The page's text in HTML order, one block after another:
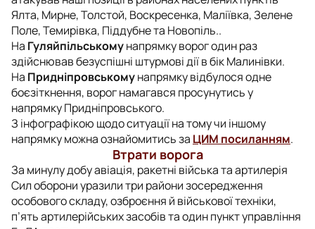
Ялта, Мирне, Толстой, Воскресенка, Маліївка, Зелене
Поле, Темирівка, Піддубне та Новопіль..
На Гуляйпільськомунапрямку ворог один раз
здійснював безуспішні штурмові дії в бік Малинівки.
На Придніпровськомунапрямку відбулося одне
боєзіткнення, ворог намагався просунутись у
напрямку Придніпровського.
З інфографікою щодо ситуації на тому чи іншому
напрямку можна ознайомитись за ЦИМ посиланням.
Втрати ворога
За минулу добу авіація, ракетні війська та артилерія
Сил оборони уразили три райони зосередження
особового складу, озброєння й військової техніки,
п’ять артилерійських засобів та один пункт управління